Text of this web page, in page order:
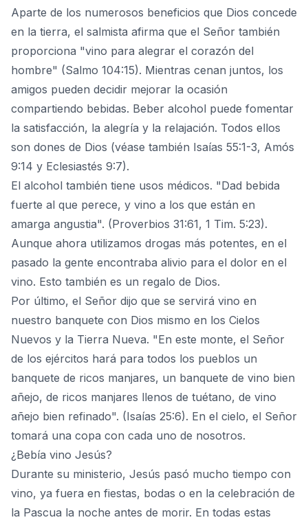
Aparte de los numerosos beneficios que Dios concede
en la tierra, el salmista afirma que el Señor también
proporciona "vino para alegrar el corazón del
hombre" (Salmo 104:15). Mientras cenan juntos, los
amigos pueden decidir mejorar la ocasión
compartiendo bebidas. Beber alcohol puede fomentar
la satisfacción, la alegría y la relajación. Todos ellos
son dones de Dios (véase también Isaías 55:1-3, Amós
9:14 y Eclesiastés 9:7).
El alcohol también tiene usos médicos. "Dad bebida
fuerte al que perece, y vino a los que están en
amarga angustia". (Proverbios 31:61, 1 Tim. 5:23).
Aunque ahora utilizamos drogas más potentes, en el
pasado la gente encontraba alivio para el dolor en el
vino. Esto también es un regalo de Dios.
Por último, el Señor dijo que se servirá vino en
nuestro banquete con Dios mismo en los Cielos
Nuevos y la Tierra Nueva. "En este monte, el Señor
de los ejércitos hará para todos los pueblos un
banquete de ricos manjares, un banquete de vino bien
añejo, de ricos manjares llenos de tuétano, de vino
añejo bien refinado". (Isaías 25:6). En el cielo, el Señor
tomará una copa con cada uno de nosotros.
¿Bebía vino Jesús?
Durante su ministerio, Jesús pasó mucho tiempo con
vino, ya fuera en fiestas, bodas o en la celebración de
la Pascua la noche antes de morir. En todas estas